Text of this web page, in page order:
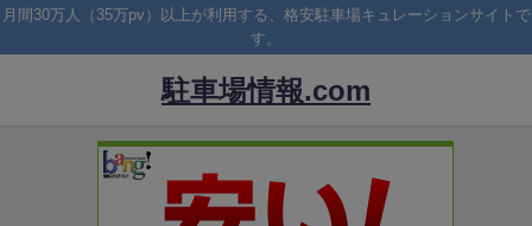
月間30万人（35万pv）以上が利用する、格安駐車場キュレーションサイトで
す。
駐車場情報.com